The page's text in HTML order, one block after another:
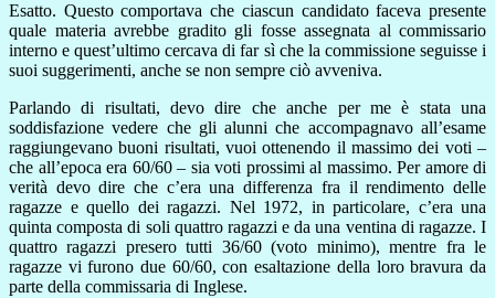
Esatto. Questo comportava che ciascun candidato faceva presente
quale materia avrebbe gradito gli fosse assegnata al commissario
interno e quest’ultimo cercava di far sì che la commissione seguisse i
suoi suggerimenti, anche se non sempre ciò avveniva.
Parlando di risultati, devo dire che anche per me è stata una
soddisfazione vedere che gli alunni che accompagnavo all’esame
raggiungevano buoni risultati, vuoi ottenendo il massimo dei voti –
che all’epoca era 60/60 – sia voti prossimi al massimo. Per amore di
verità devo dire che c’era una differenza fra il rendimento delle
ragazze e quello dei ragazzi. Nel 1972, in particolare, c’era una
quinta composta di soli quattro ragazzi e da una ventina di ragazze. I
quattro ragazzi presero tutti 36/60 (voto minimo), mentre fra le
ragazze vi furono due 60/60, con esaltazione della loro bravura da
parte della commissaria di Inglese.